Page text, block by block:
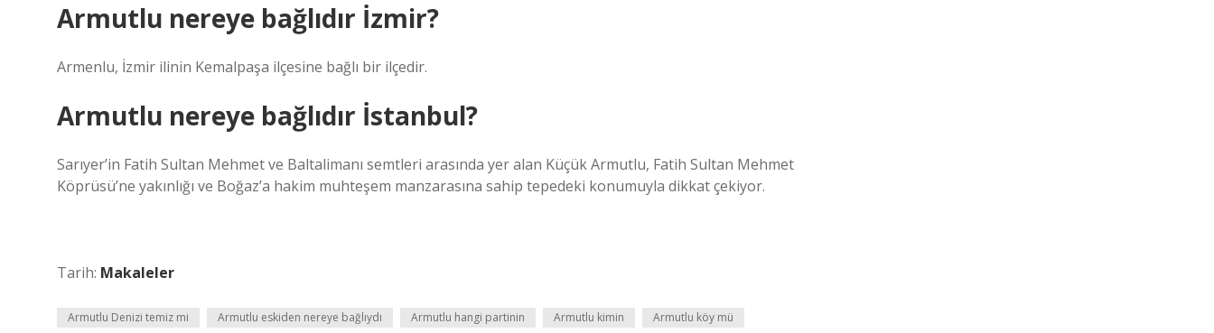
Armutlu nereye bağlıdır İzmir?
Armenlu, İzmir ilinin Kemalpaşa ilçesine bağlı bir ilçedir.
Armutlu nereye bağlıdır İstanbul?
Sarıyer’in Fatih Sultan Mehmet ve Baltalimanı semtleri arasında yer alan Küçük Armutlu, Fatih Sultan Mehmet
Köprüsü’ne yakınlığı ve Boğaz’a hakim muhteşem manzarasına sahip tepedeki konumuyla dikkat çekiyor.
Tarih: Makaleler
Armutlu Denizi temiz mi Armutlu eskiden nereye bağlıydı Armutlu hangi partinin Armutlu kimin Armutlu köy mü